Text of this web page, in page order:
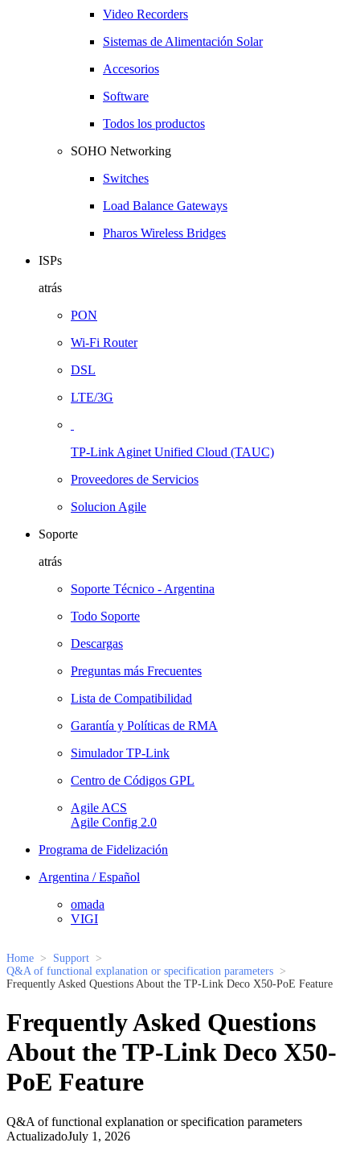
Video Recorders
Sistemas de Alimentación Solar
Accesorios
Software
Todos los productos
SOHO Networking
Switches
Load Balance Gateways
Pharos Wireless Bridges
ISPs
atrás
PON
Wi-Fi Router
DSL
LTE/3G
TP-Link Aginet Unified Cloud (TAUC)
Proveedores de Servicios
Solucion Agile
Soporte
atrás
Soporte Técnico - Argentina
Todo Soporte
Descargas
Preguntas más Frecuentes
Lista de Compatibilidad
Garantía y Políticas de RMA
Simulador TP-Link
Centro de Códigos GPL
Agile ACS
Agile Config 2.0
Programa de Fidelización
Argentina / Español
omada
VIGI
Home
Support
Q&A of functional explanation or specification parameters
Frequently Asked Questions About the TP-Link Deco X50-PoE Feature
Frequently Asked Questions
About the TP-Link Deco X50-
PoE Feature
Q&A of functional explanation or specification parameters
ActualizadoJuly 1, 2026